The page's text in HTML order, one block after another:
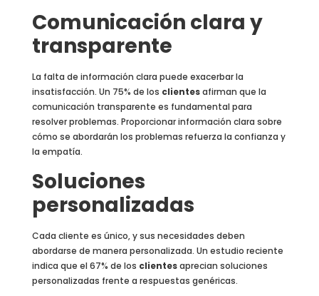
Comunicación clara y
transparente
La falta de información clara puede exacerbar la
insatisfacción. Un 75% de los clientesafirman que la
comunicación transparente es fundamental para
resolver problemas. Proporcionar información clara sobre
cómo se abordarán los problemas refuerza la confianza y
la empatía.
Soluciones
personalizadas
Cada cliente es único, y sus necesidades deben
abordarse de manera personalizada. Un estudio reciente
indica que el 67% de los clientesaprecian soluciones
personalizadas frente a respuestas genéricas.